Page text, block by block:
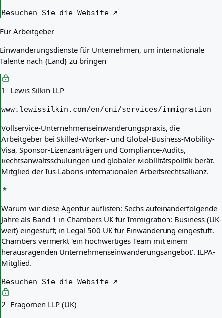
Besuchen Sie die Website
Für Arbeitgeber
Einwanderungsdienste für Unternehmen, um internationale
Talente nach {Land} zu bringen
1 Lewis Silkin LLP
www.lewissilkin.com/en/cmi/services/immigration
Vollservice-Unternehmenseinwanderungspraxis, die
Arbeitgeber bei Skilled-Worker- und Global-Business-Mobility-
Visa, Sponsor-Lizenzanträgen und Compliance-Audits,
Rechtsanwaltsschulungen und globaler Mobilitätspolitik berät.
Mitglied der Ius-Laboris-internationalen Arbeitsrechtsallianz.
Warum wir diese Agentur auflisten: Sechs aufeinanderfolgende
Jahre als Band 1 in Chambers UK für Immigration: Business (UK-
weit) eingestuft; in Legal 500 UK für Einwanderung eingestuft.
Chambers vermerkt 'ein hochwertiges Team mit einem
herausragenden Unternehmenseinwanderungsangebot'. ILPA-
Mitglied.
Besuchen Sie die Website
2 Fragomen LLP (UK)